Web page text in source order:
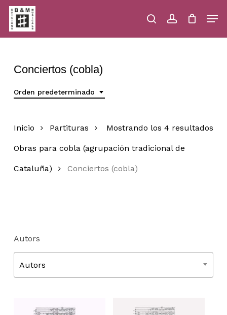
Skip
main
content
searchaccount
Close
Conciertos (cobla)
Orden predeterminado
Mostrando los 4 resultados
Inicio Partituras
Obras para cobla (agrupación tradicional de
Cataluña) Conciertos (cobla)
Autors
Autors
Menu